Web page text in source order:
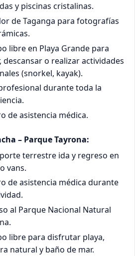
y piscinas cristalinas.
de Taganga para fotografías
libre en Playa Grande para
descansar o realizar actividades
(snorkel, kayak).
durante toda la
de asistencia médica.
– Parque Tayrona:
terrestre ida y regreso en
vans.
de asistencia médica durante
al Parque Nacional Natural
libre para disfrutar playa,
natural y baño de mar.